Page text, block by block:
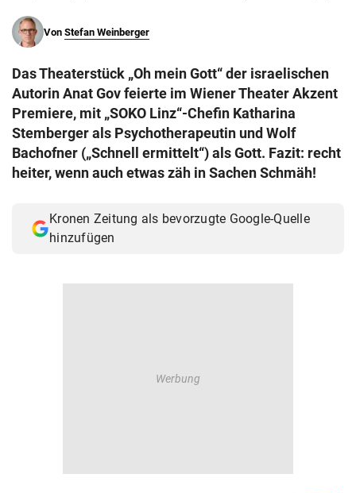
Von Stefan Weinberger
Das Theaterstück „Oh mein Gott“ der israelischen
Autorin Anat Gov feierte im Wiener Theater Akzent
Premiere, mit „SOKO Linz“-Chefin Katharina
Stemberger als Psychotherapeutin und Wolf
Bachofner („Schnell ermittelt“) als Gott. Fazit: recht
heiter, wenn auch etwas zäh in Sachen Schmäh!
Kronen Zeitung als bevorzugte Google-Quelle
hinzufügen